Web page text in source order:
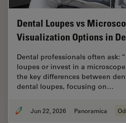
Dental Loupes vs
Visualization Options in
Dental professionals often ask:
loupes or invest in a
the key differences between
dental loupes, focusing on…
Jun 22, 2026 Panoramica